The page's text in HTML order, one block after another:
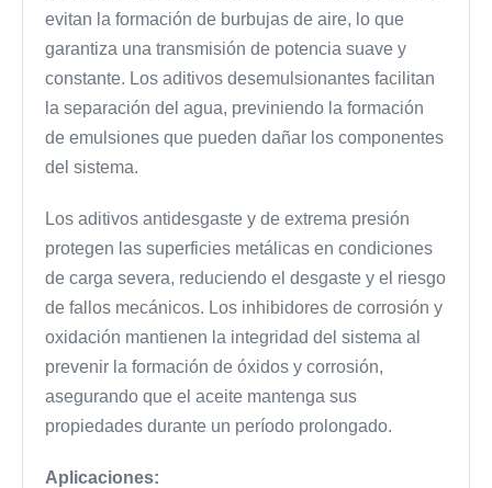
evitan la formación de burbujas de aire, lo que
garantiza una transmisión de potencia suave y
constante. Los aditivos desemulsionantes facilitan
la separación del agua, previniendo la formación
de emulsiones que pueden dañar los componentes
del sistema.
Los aditivos antidesgaste y de extrema presión
protegen las superficies metálicas en condiciones
de carga severa, reduciendo el desgaste y el riesgo
de fallos mecánicos. Los inhibidores de corrosión y
oxidación mantienen la integridad del sistema al
prevenir la formación de óxidos y corrosión,
asegurando que el aceite mantenga sus
propiedades durante un período prolongado.
Aplicaciones: